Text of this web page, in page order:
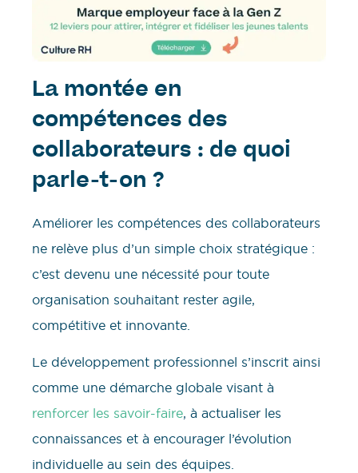
La montée en
compétences des
collaborateurs : de quoi
parle-t-on ?
Améliorer les compétences des collaborateurs
ne relève plus d’un simple choix stratégique :
c’est devenu une nécessité pour toute
organisation souhaitant rester agile,
compétitive et innovante.
Le développement professionnel s’inscrit ainsi
comme une démarche globale visant à
renforcer les savoir-faire, à actualiser les
connaissances et à encourager l’évolution
individuelle au sein des équipes.